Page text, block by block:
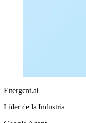
Energent.ai
Líder de la Industria